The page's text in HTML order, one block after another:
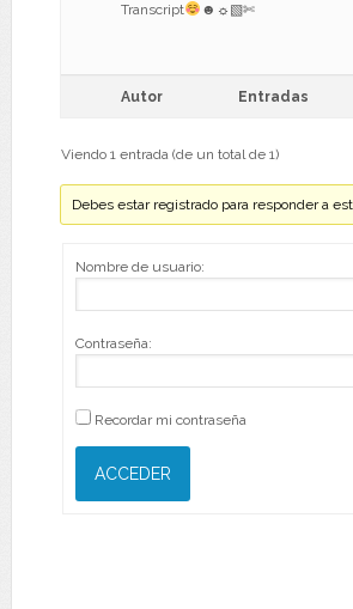
Transcript
☻☼▧✄
Autor Entradas
Viendo 1 entrada (de un total de 1)
Debes estar registrado para responder a
Nombre de usuario:
Contraseña:
Recordar mi contraseña
ACCEDER